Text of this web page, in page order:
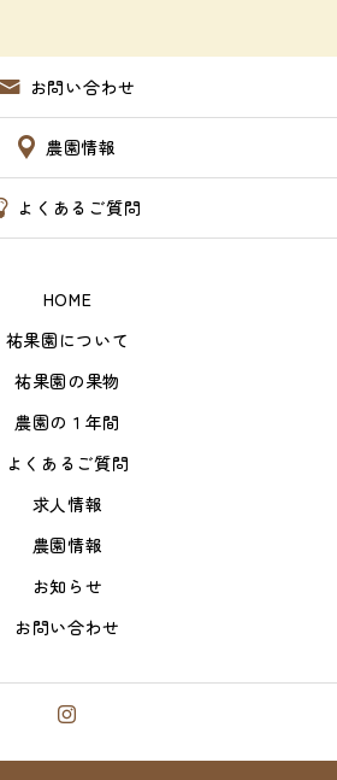
お問い合わせ
農園情報
よくあるご質問
HOME
祐果園について
祐果園の果物
農園の１年間
よくあるご質問
求人情報
農園情報
お知らせ
お問い合わせ